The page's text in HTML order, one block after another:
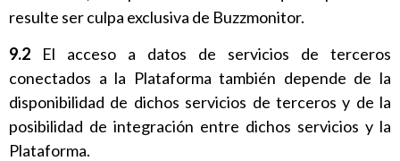
resulte ser culpa exclusiva de Buzzmonitor.
9.2 El acceso a datos de servicios de terceros
conectados a la Plataforma también depende de la
disponibilidad de dichos servicios de terceros y de la
posibilidad de integración entre dichos servicios y la
Plataforma.